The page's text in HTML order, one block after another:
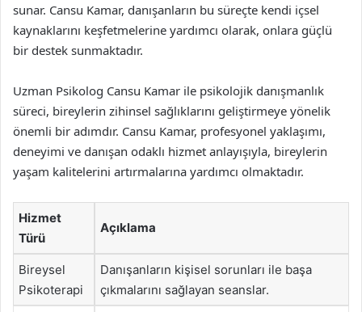
sunar. Cansu Kamar, danışanların bu süreçte kendi içsel
kaynaklarını keşfetmelerine yardımcı olarak, onlara güçlü
bir destek sunmaktadır.
Uzman Psikolog Cansu Kamar ile psikolojik danışmanlık
süreci, bireylerin zihinsel sağlıklarını geliştirmeye yönelik
önemli bir adımdır. Cansu Kamar, profesyonel yaklaşımı,
deneyimi ve danışan odaklı hizmet anlayışıyla, bireylerin
yaşam kalitelerini artırmalarına yardımcı olmaktadır.
Hizmet
Türü
Açıklama
Bireysel
Psikoterapi
Danışanların kişisel sorunları ile başa
çıkmalarını sağlayan seanslar.